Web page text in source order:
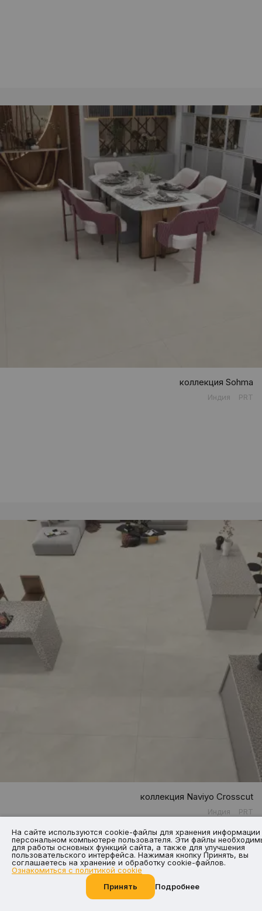
коллекция Sohma
Индия PRT
коллекция Naviyo Crosscut
Индия PRT
Позвоните нам
На сайте используются cookie-файлы для хранения информации
персональном компьютере пользователя. Эти файлы
для работы основных функций сайта, а также для улучшения
пользовательского интерфейса. Нажимая кнопку Принять, вы
соглашаетесь на хранение и обработку cookie-файлов.
Ознакомиться с политикой cookie
Принять
Подробнее